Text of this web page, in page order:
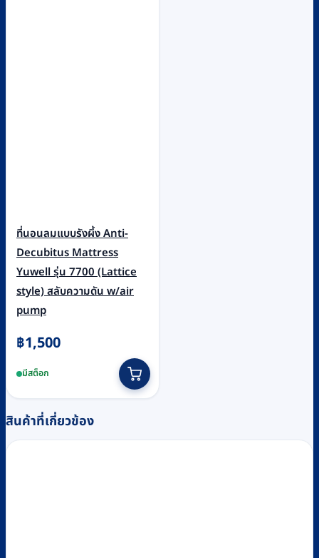
ที่นอนลมแบบรังผึ้ง Anti-
Decubitus Mattress
Yuwell รุ่น 7700 (Lattice
style) สลับความดัน w/air
pump
฿1,500
มีสต็อก
สินค้าที่เกี่ยวข้อง